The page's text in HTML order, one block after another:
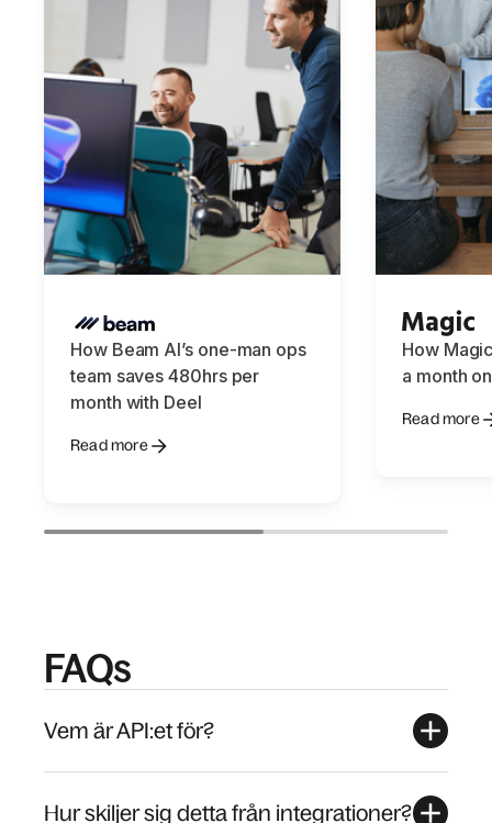
How Beam AI’s one-man ops
team saves 480hrs per
month with Deel
Read more
How
a month
Read more
FAQs
Vem är API:et för?
Hur skiljer sig detta från integrationer?